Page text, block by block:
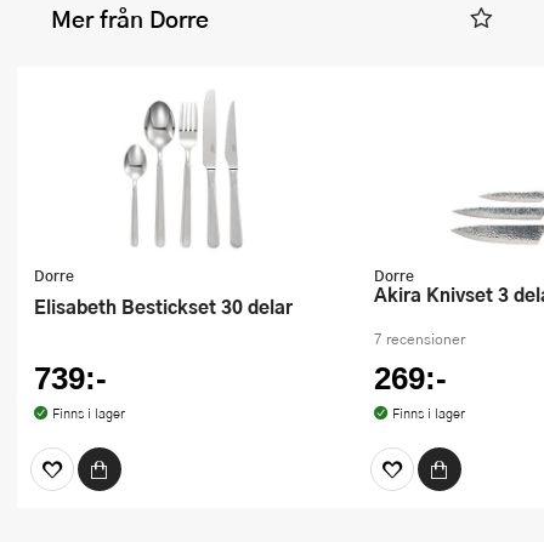
Mer från Dorre
Dorre
Elisabeth Bestickset 30 delar
739:-
Finns i lager
Dorre
Akira Knivset 3
7 recensioner
269:-
Finns i lager